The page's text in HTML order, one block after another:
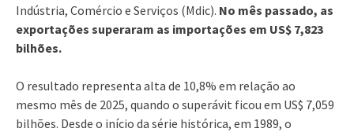
Indústria, Comércio e Serviços (Mdic). No mês passado, as
exportações superaram as importações em US$ 7,823
bilhões.
O resultado representa alta de 10,8% em relação ao
mesmo mês de 2025, quando o superávit ficou em US$ 7,059
bilhões. Desde o início da série histórica, em 1989, o